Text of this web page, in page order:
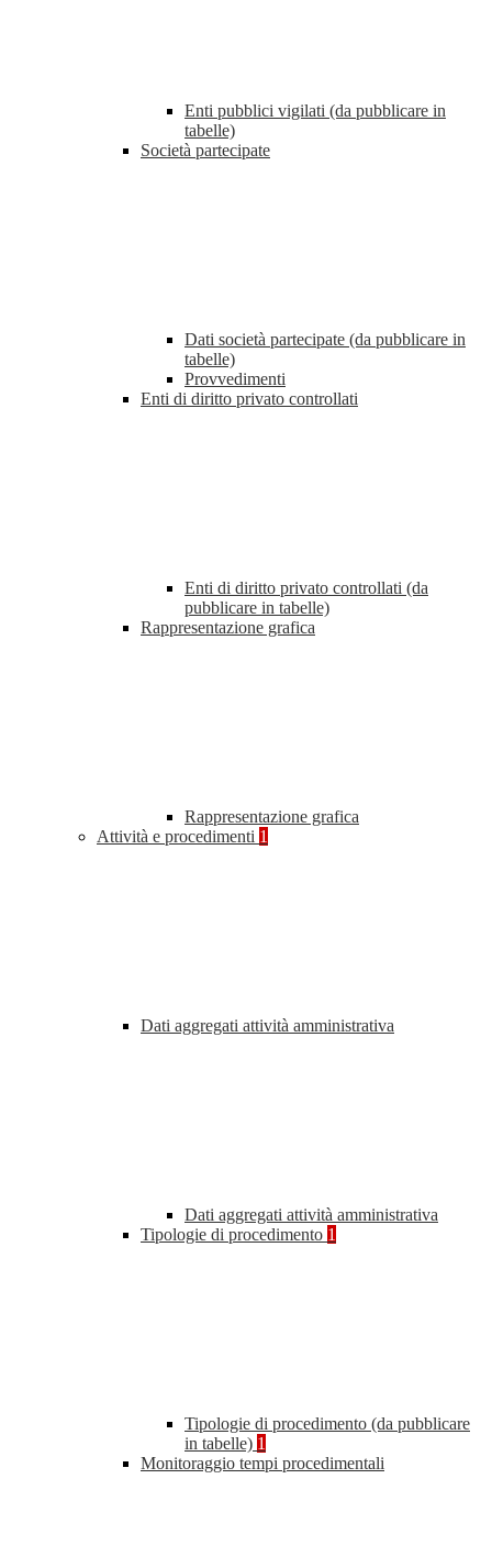
Enti pubblici vigilati (da pubblicare in
tabelle)
Società partecipate
Dati società partecipate (da pubblicare in
tabelle)
Provvedimenti
Enti di diritto privato controllati
Enti di diritto privato controllati (da
pubblicare in tabelle)
Rappresentazione grafica
Rappresentazione grafica
Attività e procedimenti 1
Dati aggregati attività amministrativa
Dati aggregati attività amministrativa
Tipologie di procedimento 1
Tipologie di procedimento (da pubblicare
in tabelle) 1
Monitoraggio tempi procedimentali